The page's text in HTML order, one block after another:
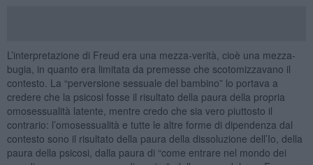
L’interpretazione di Freud era una mezza-verità, cioè una mezza-
bugia, in quanto era limitata da premesse che scotomizzavano il
contesto. La “perversione sessuale del bambino” lo portava a
credere che la psicosi fosse il risultato della paura della propria
omosessualità latente, mentre credo che sia vero piuttosto il
contrario: l’omosessualità e tutte le altre forme di dipendenza dal
contesto sono il risultato della paura della dissoluzione dell’Io, della
paura della psicosi, dalla paura di “come entrare nel mondo dei